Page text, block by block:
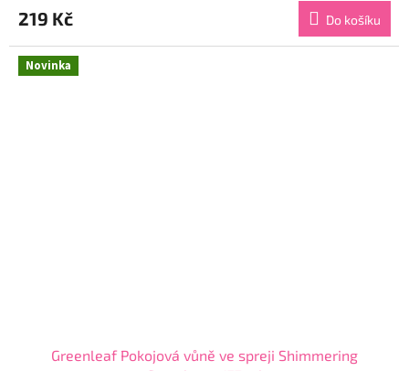
produktu
je
5,0
5
219 Kč Do košíku
Novinka
Greenleaf Pokojová vůně ve spreji Shimmering